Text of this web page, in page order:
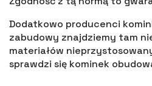
Dodatkowo producenci
zabudowy znajdziemy tam
materiałów
sprawdzi się kominek